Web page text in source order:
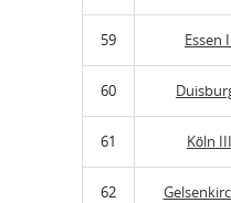
59 Essen
60
61 Köln III
62